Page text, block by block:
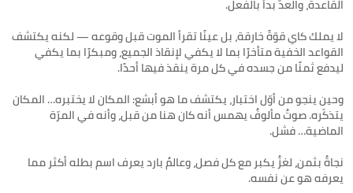
لا يملك كاي قوّةً خارقة، بل عينًا تقرأ الموت قبل وقوعه — لكنه يكتشف
القواعد الخفية متأخرًا بما لا يكفي لإنقاذ الجميع، ومبكرًا بما يكفي
وحين ينجو من أوّل اختبار، يكتشف ما هو أبشع: المكان لا يختبره… المكان
يتذكّره. صوتٌ مألوفٌ يهمس أنه كان هنا من قبل، وأنه في المرّة
نجاةٌ بثمن، لغزٌ يكبر مع كل فصل، وعالمٌ بارد يعرف اسم بطله أكثر مما
يعرفه هو عن نفسه.